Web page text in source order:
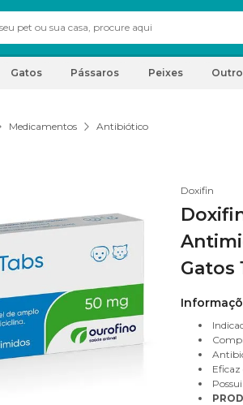
Gatos Pássaros Peixes
Medicamentos Antibiótico
Doxifin
Gatos